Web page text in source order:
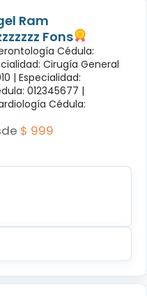
Ram
Fons
Cédula:
Cirugía General
| Especialidad:
012345677 |
Cédula:
$ 999